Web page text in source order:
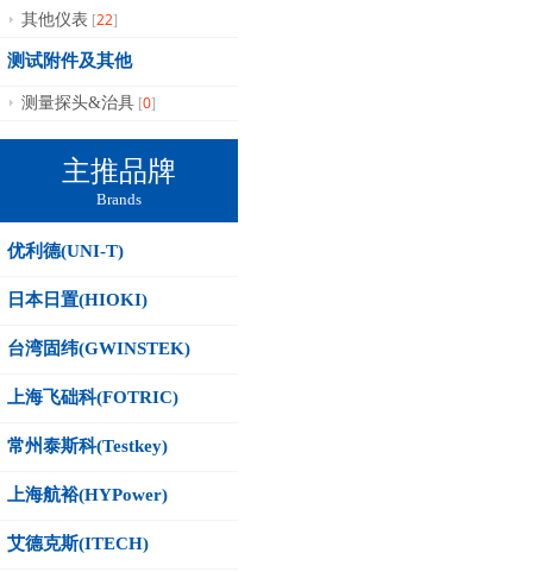
其他仪表 [22]
测试附件及其他
测量探头&治具 [0]
主推品牌
Brands
优利德(UNI-T)
日本日置(HIOKI)
台湾固纬(GWINSTEK)
上海飞础科(FOTRIC)
常州泰斯科(Testkey)
上海航裕(HYPower)
艾德克斯(ITECH)